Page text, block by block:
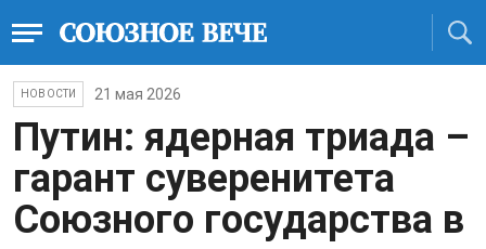
НОВОСТИ 21 мая 2026
Путин: ядерная триада –
гарант суверенитета
Союзного государства в